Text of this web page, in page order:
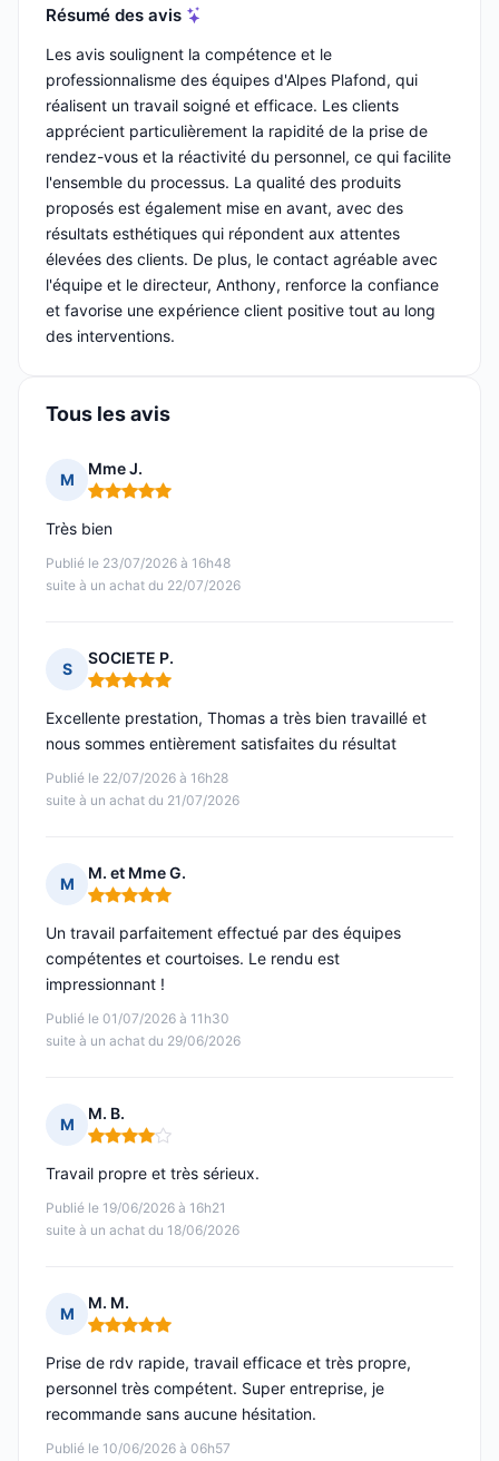
Résumé des avis
Les avis soulignent la compétence et le
professionnalisme des équipes d'Alpes Plafond, qui
réalisent un travail soigné et efficace. Les clients
apprécient particulièrement la rapidité de la prise de
rendez-vous et la réactivité du personnel, ce qui facilite
l'ensemble du processus. La qualité des produits
proposés est également mise en avant, avec des
résultats esthétiques qui répondent aux attentes
élevées des clients. De plus, le contact agréable avec
l'équipe et le directeur, Anthony, renforce la confiance
et favorise une expérience client positive tout au long
des interventions.
Tous les avis
M
Mme J.
Note : 5 sur 5
Publié le 23/07/2026 à 16h48
suite à un achat du 22/07/2026
Très bien
S
SOCIETE P.
Note : 5 sur 5
Publié le 22/07/2026 à 16h28
suite à un achat du 21/07/2026
Excellente prestation, Thomas a très bien travaillé et
nous sommes entièrement satisfaites du résultat
M
M. et Mme G.
Note : 5 sur 5
Publié le 01/07/2026 à 11h30
suite à un achat du 29/06/2026
Un travail parfaitement effectué par des équipes
compétentes et courtoises. Le rendu est
impressionnant !
M
M. B.
Note : 4 sur 5
Publié le 19/06/2026 à 16h21
suite à un achat du 18/06/2026
Travail propre et très sérieux.
M
M. M.
Note : 5 sur 5
Publié le 10/06/2026 à 06h57
Prise de rdv rapide, travail efficace et très propre,
personnel très compétent. Super entreprise, je
recommande sans aucune hésitation.